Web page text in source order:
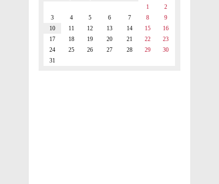
1
2
3
4 5 6 7 8
9
10
11 12 13 14 15
16
17
18 19 20 21 22
23
24
25 26 27 28 29
30
31